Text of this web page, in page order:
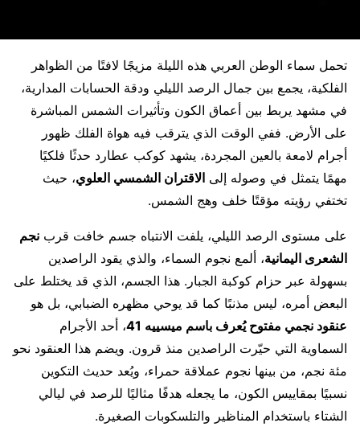
تحمل سماء الوطن العربي هذه الليلة مزيجًا لافتًا من الظواهر
الفلكية، يجمع بين جمال الرصد الليلي ودقة الحسابات المدارية،
في مشهد يربط بين أعماق الكون وتأثيرات الشمس المباشرة
على الأرض. ففي الوقت الذي يترقب فيه هواة الفلك ظهور
أجرام لامعة بالعين المجردة، يشهد كوكب عطارد حدثًا فلكيًا
مهمًا يتمثل في وصوله إلى الاقتران الشمسي العلوي، حيث
تختفي رؤيته مؤقتًا خلف وهج الشمس.
على مستوى الرصد الليلي، يلفت الانتباه جسم خافت قرب نجم
الشعرى اليمانية، ألمع نجوم السماء، والذي يقود الراصدين
بسهولة عبر حزام كوكبة الجبار. هذا الجسم، الذي قد يختلط على
البعض أمره، ليس مذنبًا كما قد يوحي مظهره الضبابي، بل هو
عنقود نجمي مفتوح يُعرف باسم ميسييه 41
، أحد الأجرام
السماوية التي حيّرت الراصدين منذ قرون. ويضم هذا العنقود نحو
مئة نجم، من بينها نجوم عملاقة حمراء، ويُعد حديث التكوين
نسبيًا بمقاييس الكون، ما يجعله هدفًا مثاليًا للرصد في ليالي
الشتاء باستخدام المناظير والتلسكوبات الصغيرة.